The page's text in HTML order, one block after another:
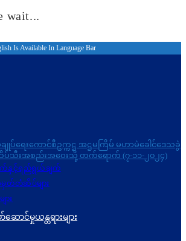
wait...
Is Available In Language Bar
ပ်ရေးကောင်စီဥက္ကဋ္ဌ အဋ္ဌမကြိမ် မဟာမဲခေါင်ဒေသခွဲ
သီးအစည်းအဝေးသို့ တက်ရောက် (၇-၁၁-၂၀၂၄)
က်နှင့်ရည်ရွယ်ချက်
တ်တံဆိပ်များ
ား
ာ်‌ဆောင်မှုယန္တရားများ